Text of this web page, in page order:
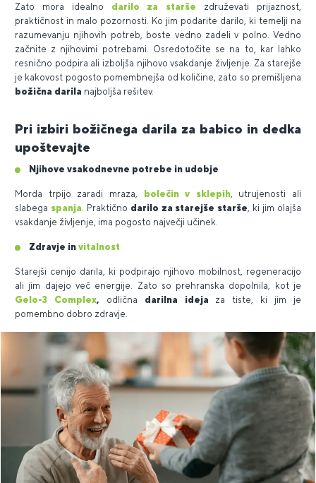
Zato mora idealno darilo za starše združevati prijaznost,
praktičnost in malo pozornosti. Ko jim podarite darilo, ki temelji na
razumevanju njihovih potreb, boste vedno zadeli v polno. Vedno
začnite z njihovimi potrebami. Osredotočite se na to, kar lahko
resnično podpira ali izboljša njihovo vsakdanje življenje. Za starejše
je kakovost pogosto pomembnejša od količine, zato so premišljena
božična darila najboljša rešitev.
Pri izbiri božičnega darila za babico in dedka
upoštevajte
Njihove vsakodnevne potrebe in udobje
Morda trpijo zaradi mraza, bolečin v sklepih, utrujenosti ali
slabega spanja . Praktično darilo za starejše starše , ki jim olajša
vsakdanje življenje, ima pogosto največji učinek.
Zdravje in vitalnost
Starejši cenijo darila, ki podpirajo njihovo mobilnost, regeneracijo
ali jim dajejo več energije. Zato so prehranska dopolnila, kot je
Gelo-3 Complex, odlična darilna ideja za tiste, ki jim je
pomembno dobro zdravje.